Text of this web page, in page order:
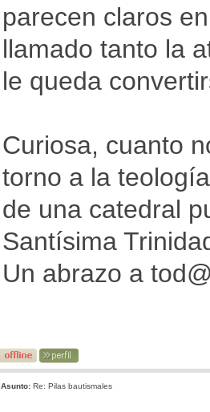
parecen claros
llamado tanto la
le queda
Curiosa, cuanto
torno a la
de una catedral
Santísima
Un abrazo a
Asunto: Re: Pilas bautismales